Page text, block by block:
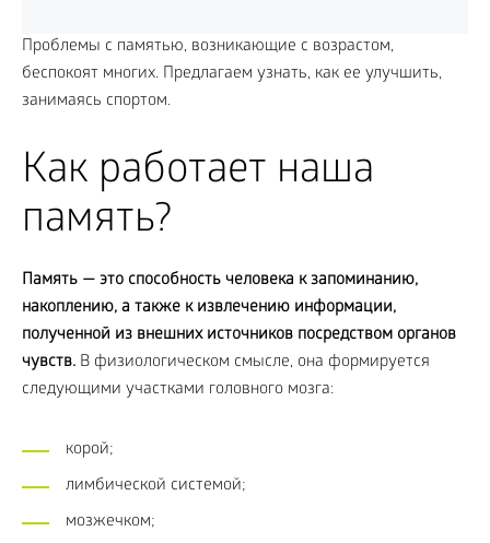
Проблемы с памятью, возникающие с возрастом,
беспокоят многих. Предлагаем узнать, как ее улучшить,
занимаясь спортом.
Как работает наша
память?
Память — это способность человека к запоминанию,
накоплению, а также к извлечению информации,
полученной из внешних источников посредством органов
чувств. В физиологическом смысле, она формируется
следующими участками головного мозга:
корой;
лимбической системой;
мозжечком;